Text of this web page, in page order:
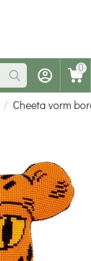
0
/ Cheeta vorm